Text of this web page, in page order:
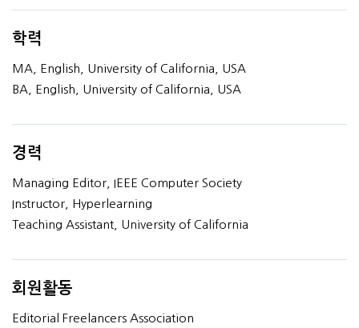
학력
MA, English, University of California, USA
BA, English, University of California, USA
경력
Managing Editor, IEEE Computer Society
Instructor, Hyperlearning
Teaching Assistant, University of California
회원활동
Editorial Freelancers Association